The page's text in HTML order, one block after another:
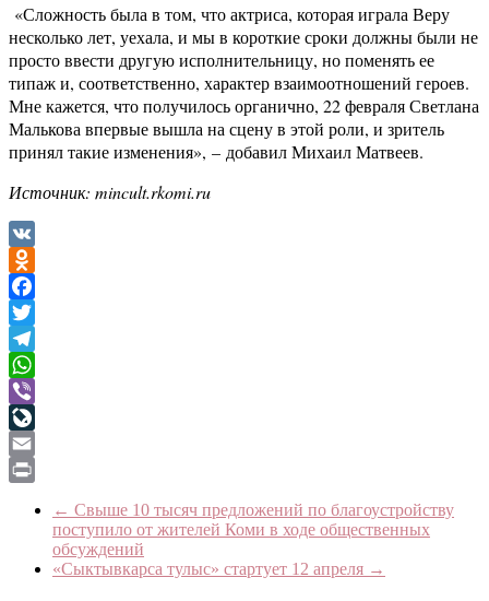
«Сложность была в том, что актриса, которая играла Веру
несколько лет, уехала, и мы в короткие сроки должны были не
просто ввести другую исполнительницу, но поменять ее
типаж и, соответственно, характер взаимоотношений героев.
Мне кажется, что получилось органично, 22 февраля Светлана
Малькова впервые вышла на сцену в этой роли, и зритель
принял такие изменения», – добавил Михаил Матвеев.
Источник: mincult.rkomi.ru
VK
Odnoklassniki
Facebook
Twitter
Telegram
WhatsApp
Viber
LiveJournal
Email
← Свыше 10 тысяч предложений по благоустройству
поступило от жителей Коми в ходе общественных
обсуждений
«Сыктывкарса тулыс» стартует 12 апреля →